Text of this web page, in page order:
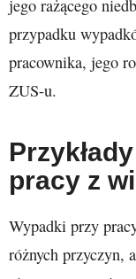
jego rażącego
przypadku
pracownika, jego
ZUS-u.
pracy z
Wypadki przy
różnych przyczyn,